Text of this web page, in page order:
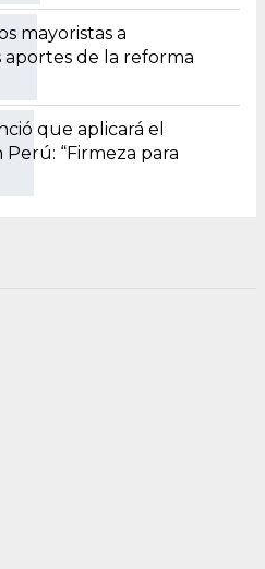
mayoristas a
de la reforma
que aplicará el
“Firmeza para